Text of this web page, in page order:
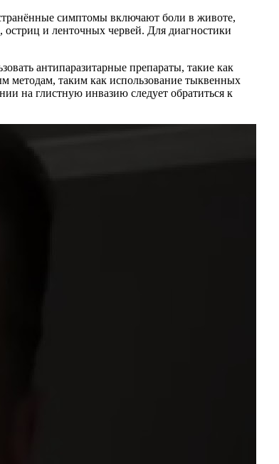
симптомы включают боли в животе,
остриц и ленточных червей. Для диагностики
антипаразитарные препараты, такие как
методам, таким как использование тыквенных
на глистную инвазию следует обратиться к